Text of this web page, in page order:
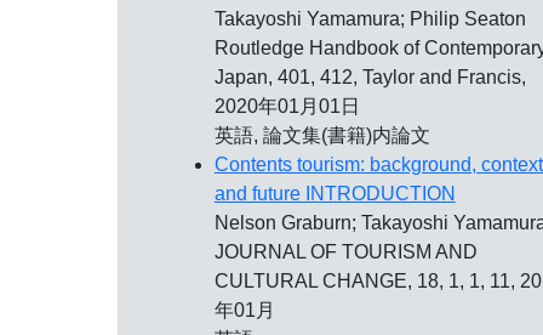
Takayoshi Yamamura; Philip Seaton
Routledge Handbook of
Japan, 401, 412, Taylor and Francis,
2020年01月01日
英語, 論文集(書籍)内論文
Contents tourism: background,
and future INTRODUCTION
Nelson Graburn; Takayoshi
JOURNAL OF TOURISM AND
CULTURAL CHANGE, 18, 1, 1, 11,
年01月